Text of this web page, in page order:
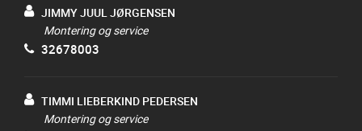
JIMMY JUUL JØRGENSEN
Montering og service
32678003
TIMMI LIEBERKIND PEDERSEN
Montering og service